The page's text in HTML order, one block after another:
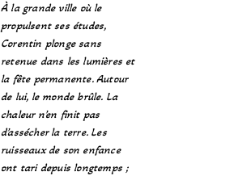
À la grande ville où le
propulsent ses études,
Corentin plonge sans
retenue dans les lumières et
la fête permanente. Autour
de lui, le monde brûle. La
chaleur n’en finit pas
d’assécher la terre. Les
ruisseaux de son enfance
ont tari depuis longtemps ;